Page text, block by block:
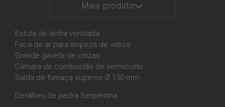
Mais produto
Estufa de lenha ventilada
Faca de ar para limpeza de vidros
Grande gaveta de cinzas
Câmara de combustão de vermiculite
Saída de fumaça superior Ø 130 mm
Detalhes de pedra Serpentina